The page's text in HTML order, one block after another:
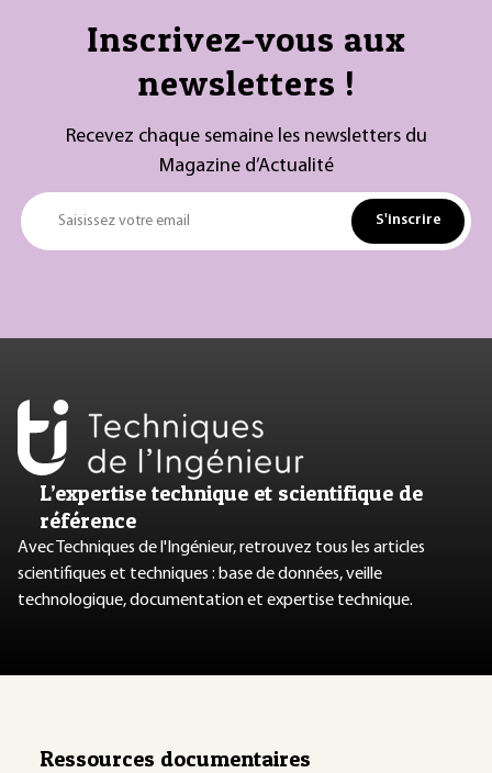
Inscrivez-vous aux
newsletters !
Recevez chaque semaine les newsletters du
Magazine d’Actualité
Saisissez votre email S'inscrire
L’expertise technique et scientifique de
référence
Avec Techniques de l'Ingénieur, retrouvez tous les articles
scientifiques et techniques : base de données, veille
technologique, documentation et expertise technique.
Ressources documentaires